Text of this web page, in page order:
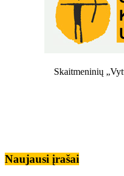
Skaitmeninių
Naujausi įrašai